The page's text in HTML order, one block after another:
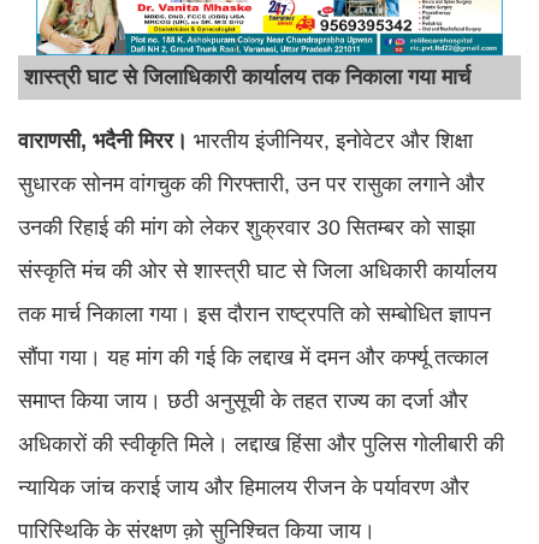
शास्त्री घाट से जिलाधिकारी कार्यालय तक निकाला गया मार्च
वाराणसी, भदैनी मिरर। भारतीय इंजीनियर, इनोवेटर और शिक्षा
सुधारक सोनम वांगचुक की गिरफ्तारी, उन पर रासुका लगाने और
उनकी रिहाई की मांग को लेकर शुक्रवार 30 सितम्बर को साझा
संस्कृति मंच की ओर से शास्त्री घाट से जिला अधिकारी कार्यालय
तक मार्च निकाला गया। इस दौरान राष्ट्रपति को सम्बोधित ज्ञापन
सौंपा गया। यह मांग की गई कि लद्दाख में दमन और कर्फ्यू तत्काल
समाप्त किया जाय। छठी अनुसूची के तहत राज्य का दर्जा और
अधिकारों की स्वीकृति मिले। लद्दाख हिंसा और पुलिस गोलीबारी की
न्यायिक जांच कराई जाय और हिमालय रीजन के पर्यावरण और
पारिस्थिकि के संरक्षण क़ो सुनिश्चित किया जाय।